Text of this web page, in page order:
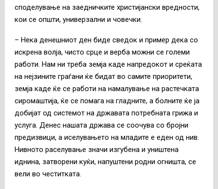
споделување на заедничките христијански вредности,
кои се општи, универзални и човечки.
– Нека денешниот ден биде сведок и пример дека со
искрена волја, чисто срце и верба можни се големи
работи. Нам ни треба земја каде напредокот и среќата
на нејзините граѓани ќе бидат во самите приоритети,
земја каде ќе се работи на намалување на растечката
сиромаштија, ќе се помага на гладните, а болните ќе ја
добијат од системот на државата потребната грижа и
услуга. Денес нашата држава се соочува со бројни
предизвици, а иселувањето на младите е еден од нив.
Нивното раселување значи изгубена и уништена
иднина, затворени куќи, напуштени родни огништа, се
вели во честитката.